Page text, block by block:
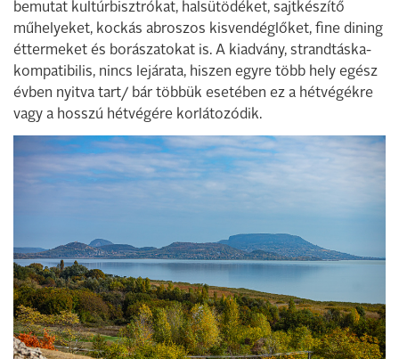
bemutat kultúrbisztrókat, halsütödéket, sajtkészítő
műhelyeket, kockás abroszos kisvendéglőket, fine dining
éttermeket és borászatokat is. A kiadvány, strandtáska-
kompatibilis, nincs lejárata, hiszen egyre több hely egész
évben nyitva tart/ bár többük esetében ez a hétvégékre
vagy a hosszú hétvégére korlátozódik.